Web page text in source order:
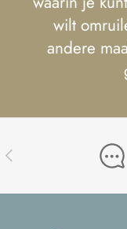
wilt
andere
Vorige